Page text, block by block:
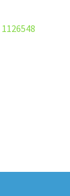
1126548